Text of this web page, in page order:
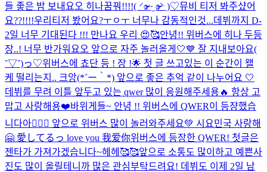
들 좋은 밤 보내요오 히나꿈꿔!!!!( ⸍ɞ̴̶̷ ·̫ ɞ̴̶̷⸌ )♡뮤비 티저 봐주샸어
요??!!!!우리티저 봤어요?ㅜㅇㅜ 너무나 감동적인것...데뷔까지 D-
2일 너무 기대된다 !!! 만나요 우리 😍🥰안녕!! 위버스에 히나 두등
장..! 너무 반가워요오 앞으로 자주 놀러올게🤍💙 잘 지내보아요(
˘▽˘)っ♡위버스에 쵸단 등 ! 장 !🌟 첫 글 쓰고있는 이 순간이 왤
케 떨리는지.. 크앙(*´ー｀*) 앞으로 좋은 추억 같이 나누어요 🤍
데뷔를 무려 이틀 앞두고 있는 qwer 많이 응원해주세용🔥 항상 고
맙고 사랑해용❤️바위게들~ 안녕 !! 위버스에 QWER이 등쟝했습
니다아💁🏻‍♀️ 앞으로 위버스 많이 놀러와주세요💚 시요민국 사랑해
🤗 愛してるっ love you 我爱你위버스에 등장한 QWER! 첫글은
젠타가 가져가겠습니다~헤헤🥰🥰앞으로 소통도 많이하고 예쁜사
진도 많이 올릴테니까 많은 관심부탁드려요! 데뷔도 이제 2일 남